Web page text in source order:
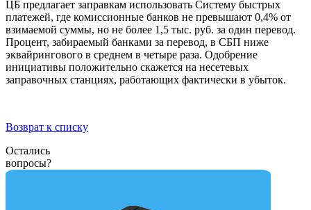
ЦБ предлагает заправкам использовать Систему быстрых
платежей, где комиссионные банков не превышают 0,4% от
взимаемой суммы, но не более 1,5 тыс. руб. за один перевод.
Процент, забираемый банками за перевод, в СБП ниже
эквайрингового в среднем в четыре раза. Одобрение
инициативы положительно скажется на несетевых
заправочных станциях, работающих фактически в убыток.
Возврат к списку
Остались
вопросы?